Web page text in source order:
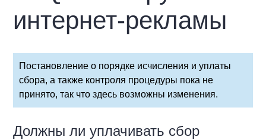
интернет-рекламы
Постановление о порядке исчисления и уплаты
сбора, а также контроля процедуры пока не
принято, так что здесь возможны изменения.
Должны ли уплачивать сбор